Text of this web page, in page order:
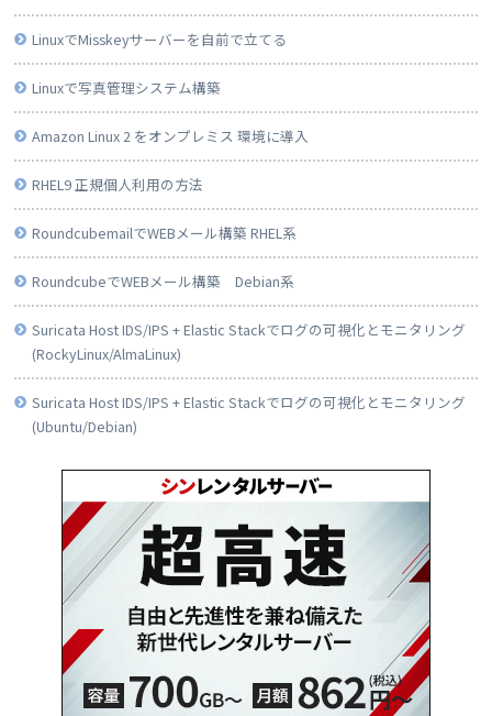
LinuxでMisskeyサーバーを自前で立てる
Linuxで写真管理システム構築
Amazon Linux 2 をオンプレミス 環境に導入
RHEL9 正規個人利用の方法
RoundcubemailでWEBメール構築 RHEL系
RoundcubeでWEBメール構築 Debian系
Suricata Host IDS/IPS + Elastic Stackでログの可視化とモニタリング
(RockyLinux/AlmaLinux)
Suricata Host IDS/IPS + Elastic Stackでログの可視化とモニタリング
(Ubuntu/Debian)